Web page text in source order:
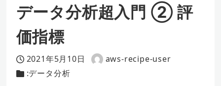
データ分析超入門 ② 評
価指標
投稿日
2021年5月10日
著
aws-recipe-user
カテゴリー
:データ分析